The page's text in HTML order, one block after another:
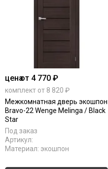
ценаот 4 770 ₽
комплект от 8 820 ₽
Межкомнатная дверь экошпон
Bravo-22 Wenge Melinga / Black
Star
Под заказ
Артикул:
Материал: экошпон